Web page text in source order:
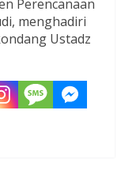
Perencanaan
menghadiri
Ustadz